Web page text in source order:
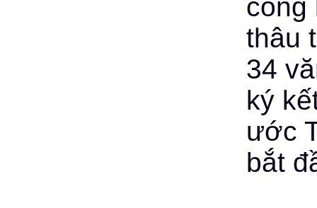
công
thâu
34
ký
ước
bắt